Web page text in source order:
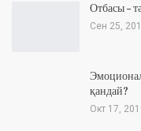
Отбасы –
Сен 25,
қандай?
Окт 17,